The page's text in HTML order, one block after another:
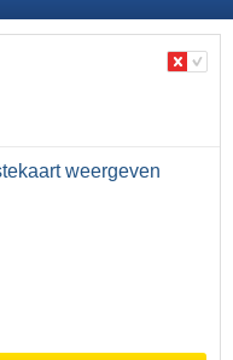
weergeven